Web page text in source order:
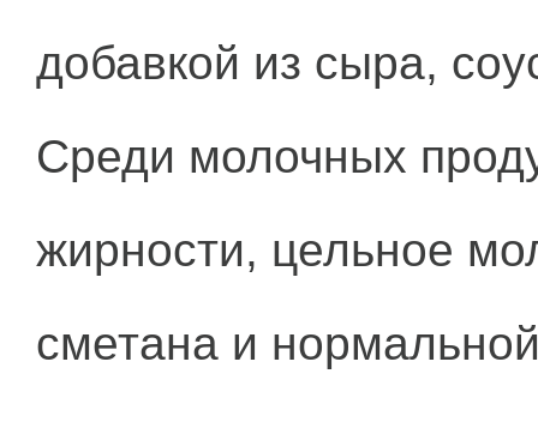
добавкой из сыра,
Среди молочных
жирности, цельное
сметана и